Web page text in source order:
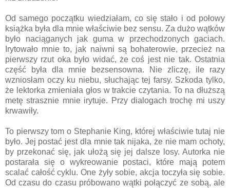
Od samego początku wiedziałam, co się stało i od połowy
książka była dla mnie właściwie bez sensu. Za dużo wątków
było naciąganych jak guma w przechodzonych gaciach.
Irytowało mnie to, jak naiwni są bohaterowie, przecież na
pierwszy rzut oka było widać, że coś jest nie tak. Ostatnia
część była dla mnie bezsensowna. Nie zliczę, ile razy
wzniosłam oczy ku niebu, słuchając tej farsy. Szkoda tylko,
że lektorka zmieniała głos w trakcie czytania. To na dłuższą
metę strasznie mnie irytuje. Przy dialogach trochę mi uszy
krwawiły.
To pierwszy tom o Stephanie King, której właściwie tutaj nie
było. Jej postać jest dla mnie tak nijaka, że nie mam ochoty,
by przekonać się, jak ułożą się jej dalsze losy. Autorka nie
postarała się o wykreowanie postaci, które mają potem
scalać całość cyklu. One żyły sobie, akcja toczyła się sobie.
Od czasu do czasu próbowano wątki połączyć ze sobą, ale